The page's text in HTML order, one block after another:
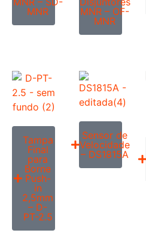
MNR
MNR – OF-
MNR
Tampa
Final
para
Borne
Push-
in
2,5mm
– D-
PT-2.5
Sensor de
Velocidade
– DS1815A